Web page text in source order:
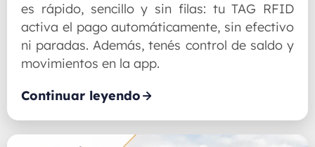
es rápido, sencillo y sin filas: tu TAG RFID
activa el pago automáticamente, sin efectivo
ni paradas. Además, tenés control de saldo y
movimientos en la app.
Continuar leyendo